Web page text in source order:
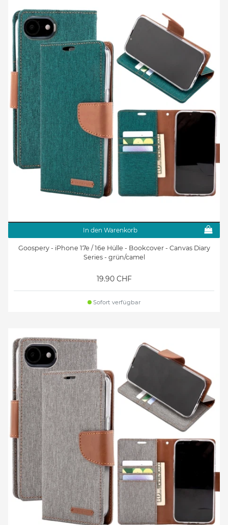
In den Warenkorb
Goospery - iPhone 17e / 16e Hülle - Bookcover - Canvas Diary
Series - grün/camel
19.90 CHF
Sofort verfügbar